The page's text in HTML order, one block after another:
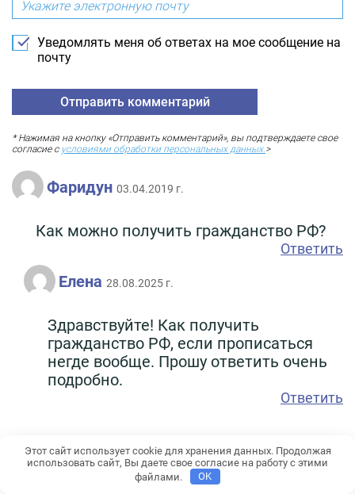
Уведомлять меня об ответах на мое сообщение на
почту
* Нажимая на кнопку «Отправить комментарий», вы подтверждаете свое
согласие с условиями обработки персональных данных. >
Фаридун 03.04.2019 г.
Как можно получить гражданство РФ?
Ответить
Елена 28.08.2025 г.
Здравствуйте! Как получить
гражданство РФ, если прописаться
негде вообще. Прошу ответить очень
подробно.
Ответить
Аноним 23.03.2019 г.
Этот сайт использует cookie для хранения данных. Продолжая
использовать сайт, Вы даете свое согласие на работу с этими
файлами.
OK